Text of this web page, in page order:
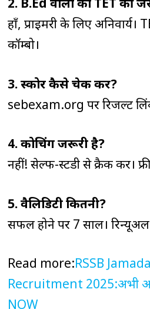
हाँ, प्राइमरी के लिए
कॉम्बो।
3. स्कोर कैसे चेक करें?
sebexam.org पर रिजल्ट
4. कोचिंग जरूरी है?
नहीं! सेल्फ-स्टडी से क्रैक करें।
5. वैलिडिटी कितनी?
सफल होने पर 7 साल। रिन्यूअल
Read more:RSSB
Recruitment 2025:अभी
NOW